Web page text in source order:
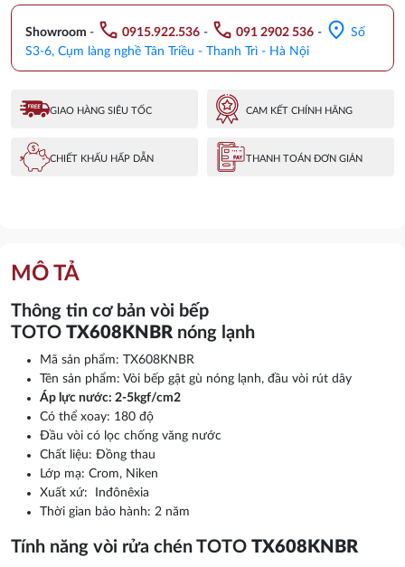
11.770.000 ₫.
TX608KNBR
Nóng
Lạnh
Đầu
Dây
lượng
Showroom - call 0915.922.536 - call 091 2902 536 - location_on Số
S3-6, Cụm làng nghề Tân Triều - Thanh Trì - Hà Nội
GIAO HÀNG SIÊU TỐC CAM KẾT CHÍNH HÃNG
CHIẾT KHẤU HẤP DẪN THANH TOÁN ĐƠN GIẢN
MÔ TẢ
Thông tin cơ bản vòi bếp
TOTO TX608KNBR nóng lạnh
Mã sản phẩm: TX608KNBR
Tên sản phẩm: Vòi bếp gật gù nóng lạnh, đầu vòi rút dây
Áp lực nước: 2-5kgf/cm2
Có thể xoay: 180 độ
Đầu vòi có lọc chống văng nước
Chất liệu: Đồng thau
Lớp mạ: Crom, Niken
Xuất xứ: Inđônêxia
Thời gian bảo hành: 2 năm
Tính năng vòi rửa chén TOTO TX608KNBR